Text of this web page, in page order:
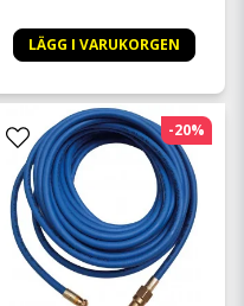
LÄGG I VARUKORGEN
-20%